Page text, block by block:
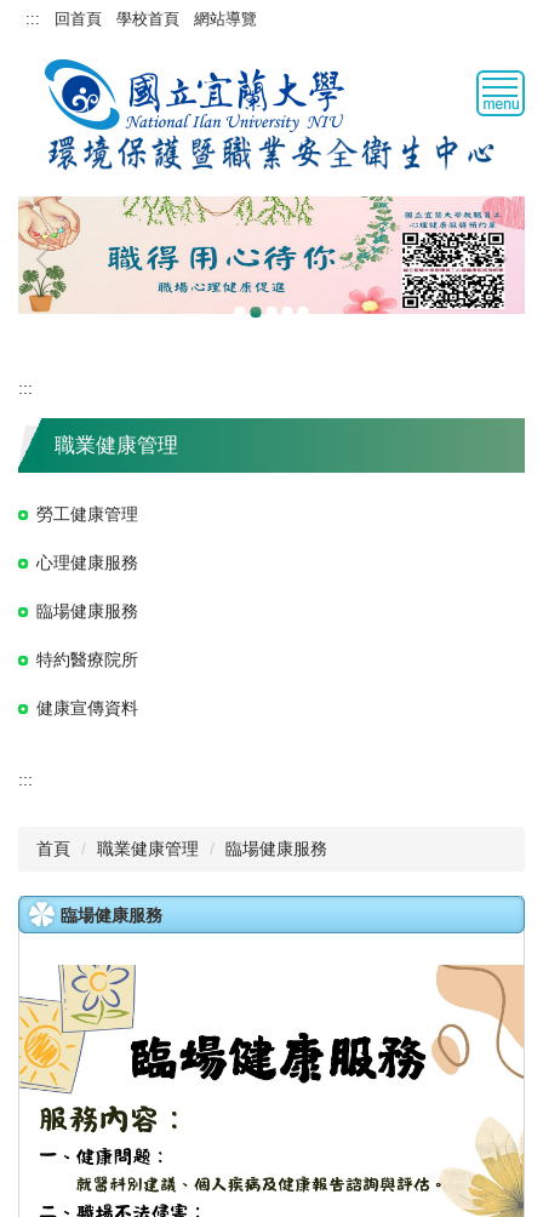
跳::: 回首頁 學校首頁 網站導覽
:::
職業健康管理
勞工健康管理
心理健康服務
臨場健康服務
特約醫療院所
健康宣傳資料
:::
首頁 職業健康管理 臨場健康服務
臨場健康服務